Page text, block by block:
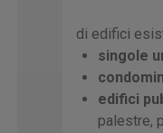
di edifici
singole
edifici
palestre,